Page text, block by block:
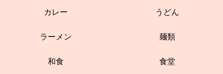
カレー うどん
ラーメン 麺類
和食 食堂